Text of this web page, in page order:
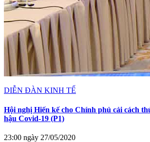
DIỄN ĐÀN KINH TẾ
Hội nghị Hiến kế cho Chính phủ cải cách
hậu Covid-19 (P1)
23:00 ngày 27/05/2020